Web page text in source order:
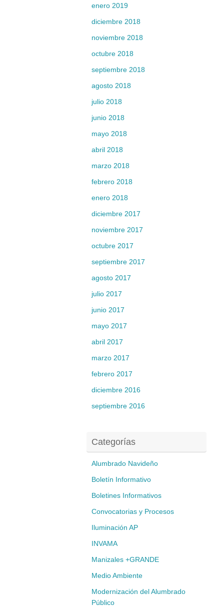
enero 2019
diciembre 2018
noviembre 2018
octubre 2018
septiembre 2018
agosto 2018
julio 2018
junio 2018
mayo 2018
abril 2018
marzo 2018
febrero 2018
enero 2018
diciembre 2017
noviembre 2017
octubre 2017
septiembre 2017
agosto 2017
julio 2017
junio 2017
mayo 2017
abril 2017
marzo 2017
febrero 2017
diciembre 2016
septiembre 2016
Categorías
Alumbrado Navideño
Boletín Informativo
Boletines Informativos
Convocatorias y Procesos
Iluminación AP
INVAMA
Manizales +GRANDE
Medio Ambiente
Modernización del Alumbrado
Público